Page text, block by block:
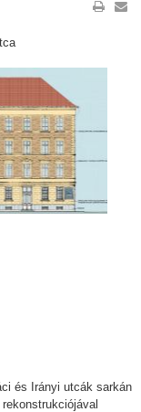
és Irányi utcák sarkán